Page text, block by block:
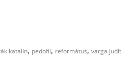
katalin, pedofil, református, varga judit